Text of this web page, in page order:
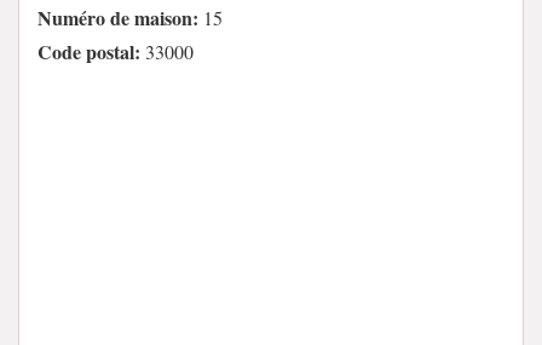
Numéro de maison: 15
Code postal: 33000